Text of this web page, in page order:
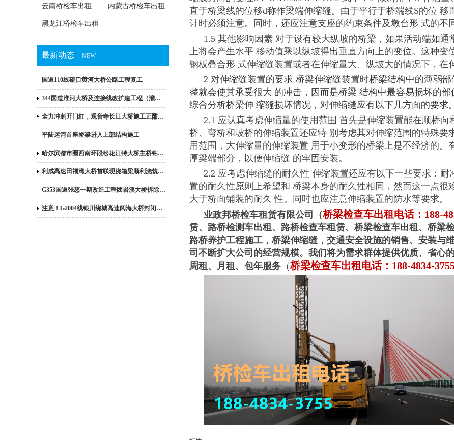
云南桥检车出租 内蒙古桥检车出租
黑龙江桥检车出租
最新动态 NEW
国道110线磴口黄河大桥公路工程复工
344国道淮河大桥及连接线改扩建工程（溜…
全力冲刺开门红，观音寺长江大桥施工正酣…
平陆运河首座桥梁进入上部结构施工
哈尔滨都市圈西南环段松花江特大桥主桥钻…
利咸高速田福湾大桥首联现浇箱梁顺利浇筑…
G353国道张慈一期改造工程团岩溪大桥拆除…
注意！G2004线银川绕城高速阅海大桥封闭…
直于桥梁线的位移d称作梁端伸缩缝。由于平行于桥端线S的位
计时必须注意。同时，还应注意支座的约束条件及墩台形 式的不
1.5 其他影响因素 对于设有较大纵坡的桥梁，如果活动端如
上将会产生水平 移动值乘以纵坡得出垂直方向上的变位。这种变
钢板叠合形 式伸缩缝装置或者在伸缩量大、纵坡大的情况下，在
2 对伸缩缝装置的要求 桥梁伸缩缝装置时桥梁结构中的薄弱
整就会使其承受很大 的冲击，因而是桥梁 结构中最容易损坏的
综合分析桥梁伸 缩缝损坏情况，对伸缩缝应有以下几方面的要求。
2.1 应认真考虑伸缩量的使用范围 首先是伸缩装置能在顺桥
桥、弯桥和坡桥的伸缩装置还应特 别考虑其对伸缩范围的特殊
用范围，大伸缩量的伸缩装置 用于小变形的桥梁上是不经济的
厚梁端部分，以便伸缩缝 的牢固安装。
2.2 应考虑伸缩缝的耐久性 伸缩装置还应有以下一些要求：
置的耐久性原则上希望和 桥梁本身的耐久性相同，然而这一点
大于桥面铺装的耐久 性。同时也应注意伸缩装置的防水等要求。
业政邦桥检车租赁有限公司（桥梁检查车出租电话：188-
赁、 路桥检测车出租、路桥检查车租赁、桥梁检查车出租、桥梁
路桥养护工程施工，桥梁伸缩缝，交通安全设施的销售、安装与
司不断扩大公司的经营规模。我们将为需求群体提供优质、省心
周租、月租、包年服务 （桥梁检查车出租电话：188-4834-